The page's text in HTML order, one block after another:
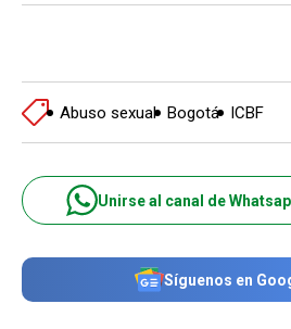
Abuso sexual Bogotá ICBF
Unirse al canal de
Síguenos en